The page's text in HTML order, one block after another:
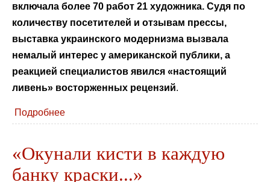
включала более 70 работ 21 художника. Судя по
количеству посетителей и отзывам прессы,
выставка украинского модернизма вызвала
немалый интерес у американской публики, а
реакцией специалистов явился «настоящий
ливень» восторженных рецензий.
Подробнее
«Окунали кисти в каждую
банку краски...»